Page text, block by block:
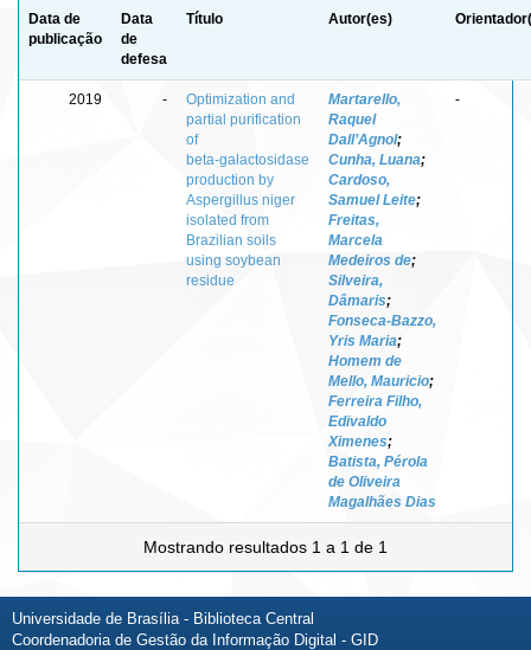
Data de
publicação
Data
de
defesa
Título Autor(es)
2019 -
Optimization and
partial purification
of
beta‑galactosidase
production by
Aspergillus niger
isolated from
Brazilian soils
using soybean
residue
Martarello,
Raquel
Dall’Agnol;
Cunha, Luana;
Cardoso,
Samuel Leite;
Freitas,
Marcela
Medeiros de;
Silveira,
Dâmaris;
Fonseca‑Bazzo,
Yris Maria;
Homem de
Mello, Mauricio;
Ferreira Filho,
Edivaldo
Ximenes;
Batista, Pérola
de Oliveira
Magalhães Dias
-
Mostrando resultados 1 a 1 de 1
Universidade de Brasília - Biblioteca Central
Coordenadoria de Gestão da Informação Digital - GID